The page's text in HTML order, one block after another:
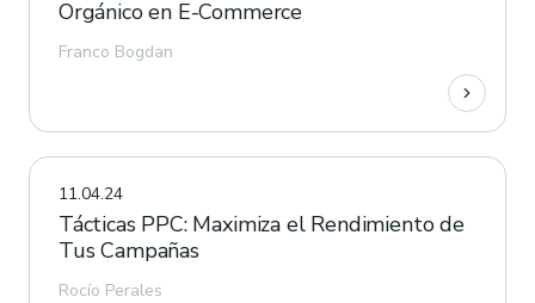
Orgánico en E-Commerce
Franco Bogdan
11.04.24
Tácticas PPC: Maximiza el Rendimiento de
Tus Campañas
Rocío Perales